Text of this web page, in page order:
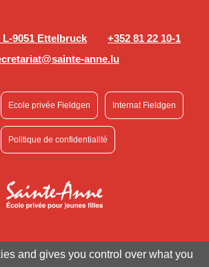
L-9051 Ettelbruck
+352 81 22 10-1
anne.lu
Ecole privée Fieldgen Internat Fieldgen
Politique de confidentialité
and gives you control over what you